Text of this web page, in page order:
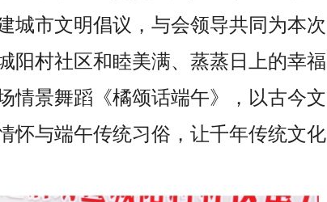
城市文明倡议，与会领导共同为本次
阳村社区和睦美满、蒸蒸日上的幸福
情景舞蹈《橘颂话端午》，以古今文
怀与端午传统习俗，让千年传统文化